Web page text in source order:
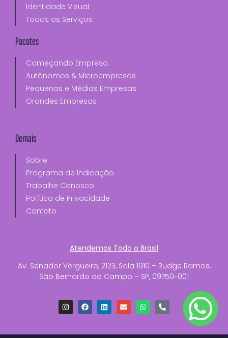
Identidade Visual
Todos os Serviços
Pacotes
Começando Empresa
Autônomos & Microempresas
Pequenas e Médias Empresas
Grandes Empresas
Demais
Sobre
Programa de Indicação
Trabalhe Conosco
Política de Privacidade
Contato
Atendemos Todo o Brasil
Av. Senador Vergueiro, 2123, Sala 1910 – Rudge Ramos,
São Bernardo do Campo – SP, 09750-001